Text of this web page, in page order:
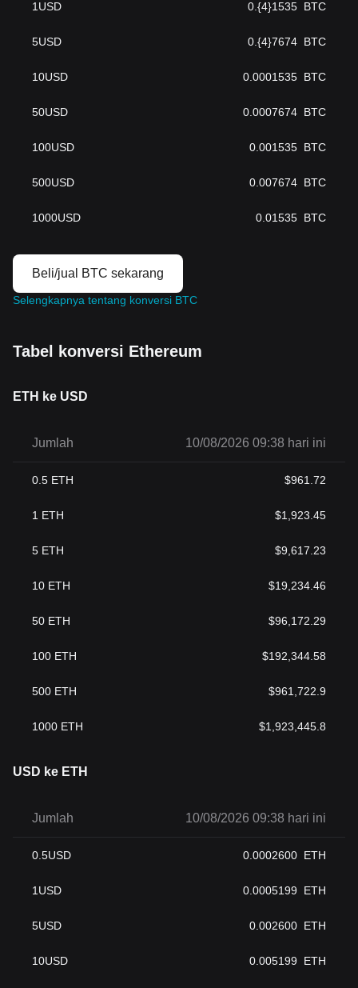
1 USD 0.{4}1535 BTC
5USD 0.{4}7674 BTC
10USD 0.0001535 BTC
50USD 0.0007674 BTC
100USD 0.001535 BTC
500USD 0.007674 BTC
1000USD 0.01535 BTC
Beli/jual BTC sekarang
Selengkapnya tentang konversi BTC
Tabel konversi Ethereum
ETH ke USD
Jumlah 10/08/2026 09:38 hari ini
0.5 ETH $961.72
1 ETH $1,923.45
5 ETH $9,617.23
10 ETH $19,234.46
50 ETH $96,172.29
100 ETH $192,344.58
500 ETH $961,722.9
1000 ETH $1,923,445.8
USD ke ETH
Jumlah 10/08/2026 09:38 hari ini
0.5USD 0.0002600 ETH
1 USD 0.0005199 ETH
5USD 0.002600 ETH
10USD 0.005199 ETH